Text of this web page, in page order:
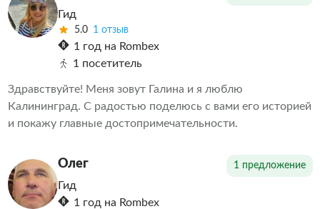
Гид
5.0 1 отзыв
1 год на Rombex
1 посетитель
Здравствуйте! Меня зовут Галина и я люблю
Калининград. С радостью поделюсь с вами его историей
и покажу главные достопримечательности.
Олег 1 предложение
Гид
1 год на Rombex